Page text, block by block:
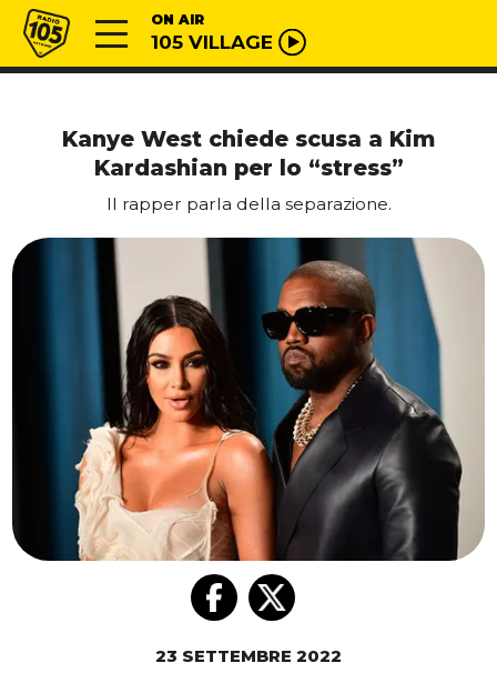
Vai al contenuto
Radio 105 ON AIR
105 VILLAGE
Kanye West chiede scusa a Kim
Kardashian per lo “stress”
Il rapper parla della separazione.
23 SETTEMBRE 2022